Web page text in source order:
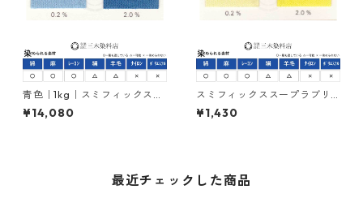
青色｜1kg｜スミフィックスス
ープラブルーBRF150％｜反応
染料
¥14,080
スミフィックススープラブリ
リアントエロー3GF150%（黄
色｜20g）｜反応染料
¥1,430
最近チェックした商品